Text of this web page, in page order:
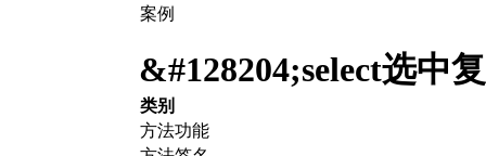
案例
&#128204;select选中
类别
方法功能